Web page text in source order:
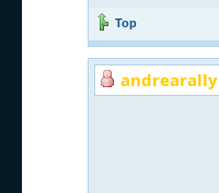
Top
andrearally